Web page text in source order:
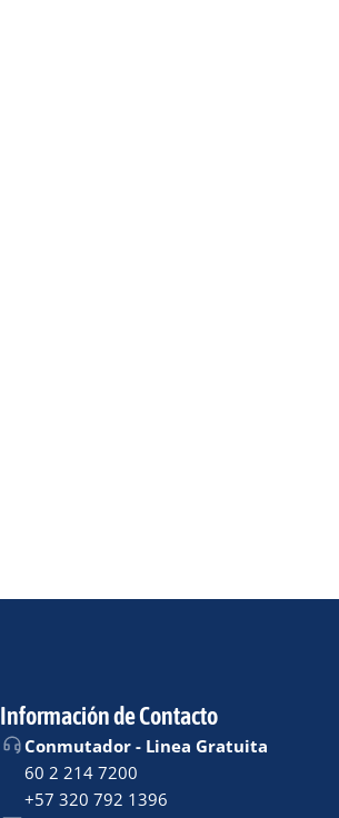
Información de Contacto
Conmutador - Linea Gratuita
60 2 214 7200
+57 320 792 1396